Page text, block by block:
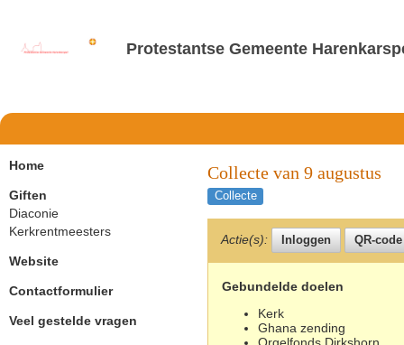
Protestantse Gemeente
Collecte van 9 augustus
Collecte
Actie(s):
Gebundelde doelen
Kerk
Ghana zending
Orgelfonds Dirkshorn
Home
Giften
Diaconie
Kerkrentmeesters
Website
Contactformulier
Veel gestelde vragen